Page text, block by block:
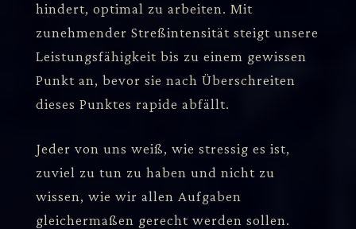
hindert, optimal zu arbeiten. Mit
zunehmender Streßintensität steigt unsere
Leistungsfähigkeit bis zu einem gewissen
Punkt an, bevor sie nach Überschreiten
dieses Punktes rapide abfällt.
Jeder von uns weiß, wie stressig es ist,
zuviel zu tun zu haben und nicht zu
wissen, wie wir allen Aufgaben
gleichermaßen gerecht werden sollen.